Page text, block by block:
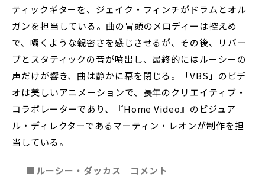
ティックギターを、ジェイク・フィンチがドラムとオル
ガンを担当している。曲の冒頭のメロディーは控えめ
で、囁くような親密さを感じさせるが、その後、リバー
ブとスタティックの音が噴出し、最終的にはルーシーの
声だけが響き、曲は静かに幕を閉じる。「VBS」のビデ
オは美しいアニメーションで、長年のクリエイティブ・
コラボレーターであり、『Home Video』のビジュア
ル・ディレクターであるマーティン・レオンが制作を担
当している。
■ルーシー・ダッカス コメント